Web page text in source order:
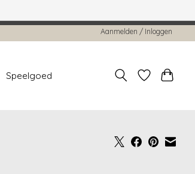
Aanmelden / Inloggen
Speelgoed
of verwerkt.